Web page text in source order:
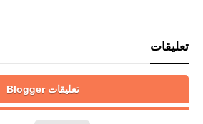
تعليقات
تعليقات Blogger